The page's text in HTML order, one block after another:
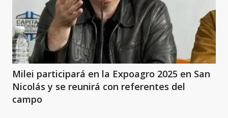
Milei participará en la Expoagro 2025 en San
Nicolás y se reunirá con referentes del
campo